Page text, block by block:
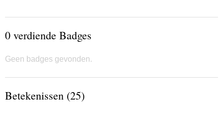
0 verdiende Badges
Geen badges gevonden.
Betekenissen (25)